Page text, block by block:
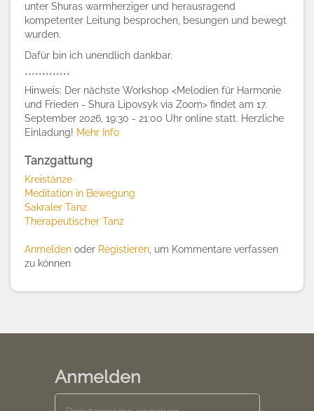
unter Shuras warmherziger und herausragend
kompetenter Leitung besprochen, besungen und bewegt
wurden.
Dafür bin ich unendlich dankbar.
*************
Hinweis: Der nächste Workshop <Melodien für Harmonie
und Frieden - Shura Lipovsyk via Zoom> findet am 17.
September 2026, 19:30 - 21:00 Uhr online statt. Herzliche
Einladung! Mehr Info
Tanzgattung
Kreistänze
Meditation in Bewegung
Sakraler Tanz
Therapeutischer Tanz
Anmelden oder Registieren , um Kommentare verfassen
zu können
Anmelden